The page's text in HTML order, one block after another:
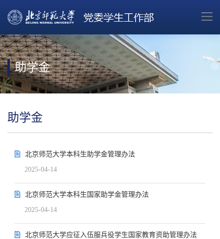
助学金
助学金
北京师范大学本科生助学金管理办法
2025-04-14
北京师范大学本科生国家助学金管理办法
2025-04-14
北京师范大学应征入伍服兵役学生国家教育资助管理办法